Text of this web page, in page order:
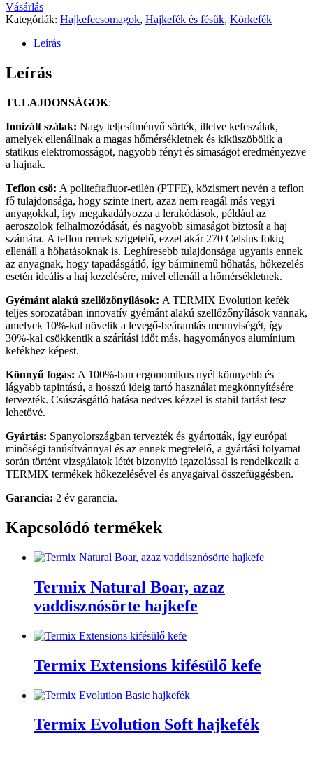
Vásárlás
Kategóriák: Hajkefecsomagok, Hajkefék és fésűk, Körkefék
Leírás
Leírás
TULAJDONSÁGOK:
Ionizált szálak: Nagy teljesítményű sörték, illetve kefeszálak,
amelyek ellenállnak a magas hőmérsékletnek és kiküszöbölik a
statikus elektromosságot, nagyobb fényt és simaságot eredményezve
a hajnak.
Teflon cső: A politefrafluor-etilén (PTFE), közismert nevén a teflon
fő tulajdonsága, hogy szinte inert, azaz nem reagál más vegyi
anyagokkal, így megakadályozza a lerakódások, például az
aeroszolok felhalmozódását, és nagyobb simaságot biztosít a haj
számára. A teflon remek szigetelő, ezzel akár 270 Celsius fokig
ellenáll a hőhatásoknak is. Leghíresebb tulajdonsága ugyanis ennek
az anyagnak, hogy tapadásgátló, így bárminemű hőhatás, hőkezelés
esetén ideális a haj kezelésére, mivel ellenáll a hőmérsékletnek.
Gyémánt alakú szellőzőnyílások: A TERMIX Evolution kefék
teljes sorozatában innovatív gyémánt alakú szellőzőnyílások vannak,
amelyek 10%-kal növelik a levegő-beáramlás mennyiségét, így
30%-kal csökkentik a szárítási időt más, hagyományos alumínium
kefékhez képest.
Könnyű fogás: A 100%-ban ergonomikus nyél könnyebb és
lágyabb tapintású, a hosszú ideig tartó használat megkönnyítésére
tervezték. Csúszásgátló hatása nedves kézzel is stabil tartást tesz
lehetővé.
Gyártás: Spanyolországban tervezték és gyártották, így európai
minőségi tanúsítvánnyal és az ennek megfelelő, a gyártási folyamat
során történt vizsgálatok létét bizonyító igazolással is rendelkezik a
TERMIX termékek hőkezelésével és anyagaival összefüggésben.
Garancia: 2 év garancia.
Kapcsolódó termékek
Termix Natural Boar, azaz
vaddisznósörte hajkefe
Termix Extensions kifésülő kefe
Termix Evolution Soft hajkefék